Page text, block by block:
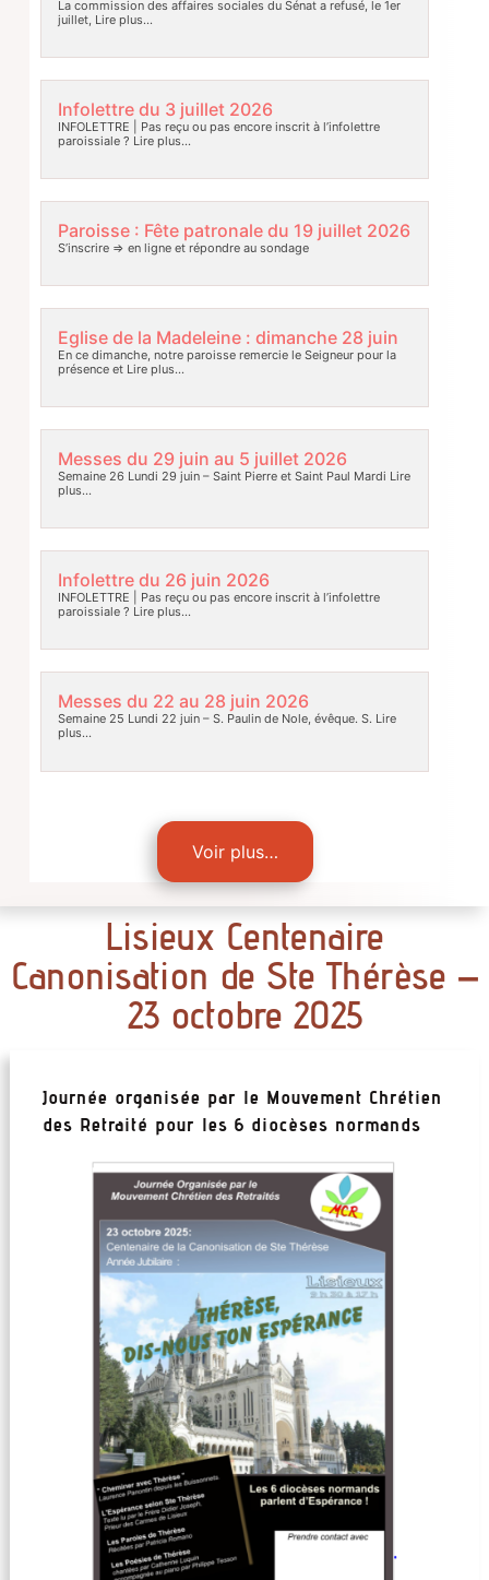
La commission des affaires sociales du Sénat a refusé, le 1er
juillet, Lire plus…
Infolettre du 3 juillet 2026
INFOLETTRE | Pas reçu ou pas encore inscrit à l’infolettre
paroissiale ? Lire plus…
Paroisse : Fête patronale du 19 juillet 2026
S’inscrire => en ligne et répondre au sondage
Eglise de la Madeleine : dimanche 28 juin
En ce dimanche, notre paroisse remercie le Seigneur pour la
présence etLire plus…
Messes du 29 juin au 5 juillet 2026
Semaine 26 Lundi 29 juin – Saint Pierre et Saint Paul Mardi Lire
plus…
Infolettre du 26 juin 2026
INFOLETTRE | Pas reçu ou pas encore inscrit à l’infolettre
paroissiale ? Lire plus…
Messes du 22 au 28 juin 2026
Semaine 25 Lundi 22 juin – S. Paulin de Nole, évêque. S. Lire
plus…
Voir plus…
Lisieux Centenaire
Canonisation de Ste Thérèse –
23 octobre 2025
Journée organisée par le Mouvement Chrétien
des Retraité pour les 6 diocèses normands